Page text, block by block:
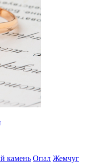
камень Опал Жемчуг